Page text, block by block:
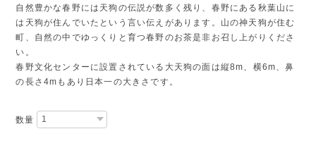
自然豊かな春野には天狗の伝説が数多く残り、春野にある秋葉山に
は天狗が住んでいたという言い伝えがあります。山の神天狗が住む
町、自然の中でゆっくりと育つ春野のお茶是非お召し上がりくださ
い。
春野文化センターに設置されている大天狗の面は縦8m、横6m、鼻
の長さ4mもあり日本一の大きさです。
数量